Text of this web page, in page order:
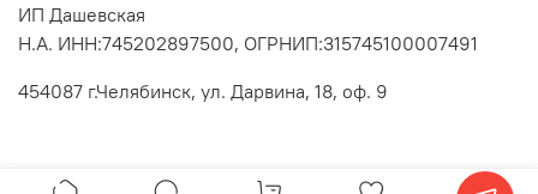
ИП Дашевская
Н.А. ИНН:745202897500, ОГРНИП:315745100007491
454087 г.Челябинск, ул. Дарвина, 18, оф. 9